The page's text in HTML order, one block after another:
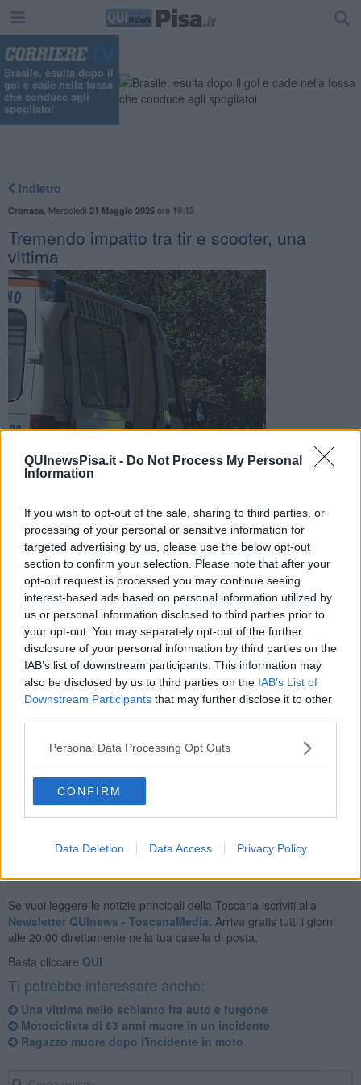
QUInewsPisa.it - Do Not Process My Personal
Information
If you wish to opt-out of the sale, sharing to third parties, or
processing of your personal or sensitive information for
targeted advertising by us, please use the below opt-out
section to confirm your selection. Please note that after your
opt-out request is processed you may continue seeing
interest-based ads based on personal information utilized by
us or personal information disclosed to third parties prior to
your opt-out. You may separately opt-out of the further
disclosure of your personal information by third parties on the
IAB’s list of downstream participants. This information may
also be disclosed by us to third parties on the IAB’s List of
Downstream Participants that may further disclose it to other
Personal Data Processing Opt Outs
CONFIRM
Data Deletion Data Access Privacy Policy
Brasile, esulta dopo il
gol e cade nella fossa
che conduce agli
spogliatoi
Indietro
Cronaca Mercoledì 21 Maggio 2025ore 19:13
Tremendo impatto tra tir e scooter, una
vittima
A perdere la vita un uomo di 61 anni. Viaggiava sul mezzo a
PISA —Un uomo di 61 anni ha perso la vita in un terribile incidente
stradale avvenuto intorno alle 17,45 di oggi in via Aurelia sud a
Pisa, dove, per cause in corso di accertamento, si sarebbero
scontrati un tir e un motorino.
Sul posto sono intervenuti i sanitari del 118 ma per l'uomo, che
viaggiava in sella al mezzo a due ruote, non c'è stato nulla da fare.
L'incidente è avvenuto in località Mortellini, nei pressi della base
americana di Camp Darby. Sul posto anche la polizia municipale.
La dinamica dell'incidente è in corso di ricostruzione.
Se vuoi leggere le notizie principali della Toscana iscriviti alla
Newsletter QUInews - ToscanaMedia. Arriva gratis tutti i giorni
alle 20:00 direttamente nella tua casella di posta.
Basta cliccare QUI
Ti potrebbe interessare anche:
Una vittima nello schianto fra auto e furgone
Motociclista di 63 anni muore in un incidente
Ragazzo muore dopo l'incidente in moto